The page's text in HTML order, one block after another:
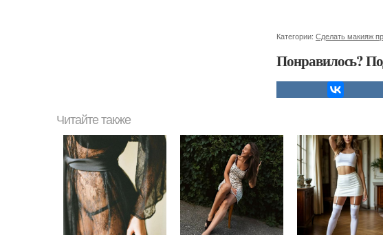
Категории: Сделать макияж
Понравилось?
Читайте также